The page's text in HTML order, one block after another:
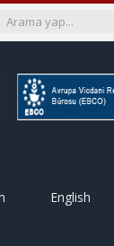
English